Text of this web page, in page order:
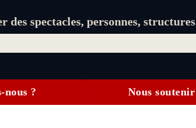
des spectacles, personnes, structures
nous ? Nous soutenir